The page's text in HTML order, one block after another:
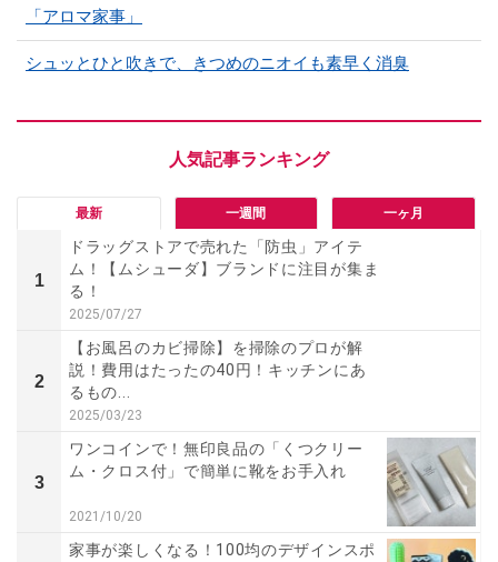
「アロマ家事」
シュッとひと吹きで、きつめのニオイも素早く消臭
最新 一週間 一ヶ月
1
ドラッグストアで売れた「防虫」アイテ
ム！【ムシューダ】ブランドに注目が集ま
る！
2025/07/27
2
【お風呂のカビ掃除】を掃除のプロが解
説！費用はたったの40円！キッチンにあ
るもの...
2025/03/23
3
ワンコインで！無印良品の「くつクリー
ム・クロス付」で簡単に靴をお手入れ
2021/10/20
家事が楽しくなる！100均のデザインスポ